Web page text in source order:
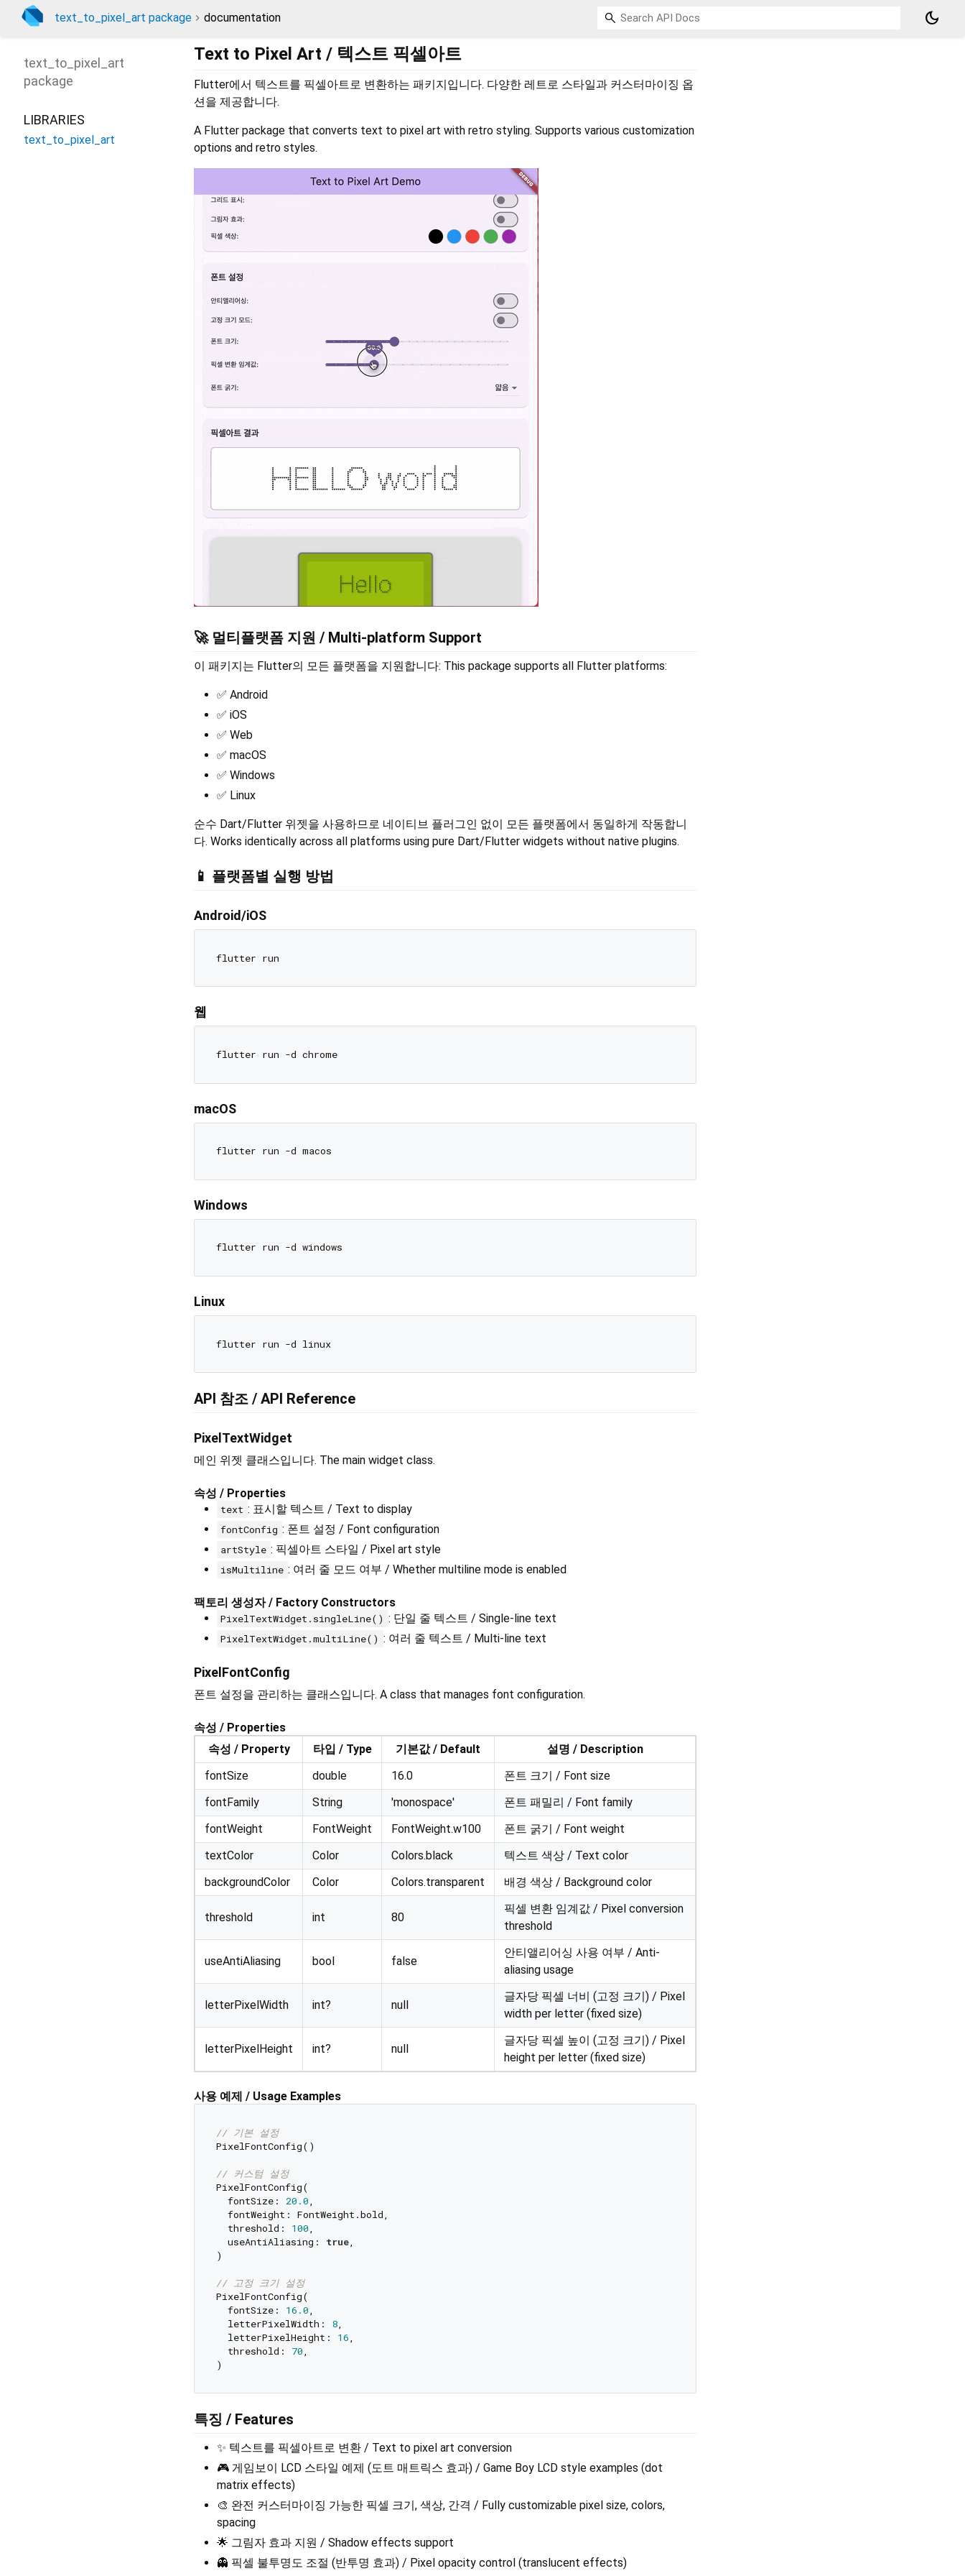
text_to_pixel_art package documentation
dark_mode
Text to Pixel Art / 텍스트 픽셀아트
Flutter에서 텍스트를 픽셀아트로 변환하는 패키지입니다. 다양한 레트로 스타일과 커스터마이징 옵
션을 제공합니다.
A Flutter package that converts text to pixel art with retro styling. Supports various customization
options and retro styles.
🚀 멀티플랫폼 지원 / Multi-platform Support
이 패키지는 Flutter의 모든 플랫폼을 지원합니다: This package supports all Flutter platforms:
✅ Android
✅ iOS
✅ Web
✅ macOS
✅ Windows
✅ Linux
순수 Dart/Flutter 위젯을 사용하므로 네이티브 플러그인 없이 모든 플랫폼에서 동일하게 작동합니
다. Works identically across all platforms using pure Dart/Flutter widgets without native plugins.
📱 플랫폼별 실행 방법
Android/iOS
웹
flutter run -d chrome
macOS
Windows
Linux
flutter run -d linux
API 참조 / API Reference
PixelTextWidget
메인 위젯 클래스입니다. The main widget class.
속성 / Properties
text : 표시할 텍스트 / Text to display
fontConfig : 폰트 설정 / Font configuration
artStyle : 픽셀아트 스타일 / Pixel art style
isMultiline : 여러 줄 모드 여부 / Whether multiline mode is enabled
팩토리 생성자 / Factory Constructors
PixelTextWidget.singleLine() : 단일 줄 텍스트 / Single-line text
PixelTextWidget.multiLine() : 여러 줄 텍스트 / Multi-line text
PixelFontConfig
폰트 설정을 관리하는 클래스입니다. A class that manages font configuration.
속성 / Properties
속성 / Property
타입 / Type 기본값 / Default
설명 / Description
fontSize
double 16.0
폰트 크기 / Font size
fontFamily
String 'monospace'
폰트 패밀리 / Font family
fontWeight
FontWeight FontWeight.w100
폰트 굵기 / Font weight
textColor
Color Colors.black
텍스트 색상 / Text color
backgroundColor
Color Colors.transparent 배경 색상 / Background color
threshold int 80
픽셀 변환 임계값 / Pixel conversion
threshold
useAntiAliasing bool false
안티앨리어싱 사용 여부 / Anti-
aliasing usage
letterPixelWidth int? null
글자당 픽셀 너비 (고정 크기) / Pixel
width per letter (fixed size)
letterPixelHeight int? null
글자당 픽셀 높이 (고정 크기) / Pixel
height per letter (fixed size)
사용 예제 / Usage Examples
// 기본 설정
PixelFontConfig()
// 커스텀 설정
PixelFontConfig(
  fontSize:
20.0,
  fontWeight: FontWeight.bold,
  threshold:
100,
  useAntiAliasing:
true,
)
// 고정 크기 설정
PixelFontConfig(
  fontSize:
16.0,
  letterPixelWidth:
8,
  letterPixelHeight:
16,
  threshold:
70,
특징 / Features
✨ 텍스트를 픽셀아트로 변환 / Text to pixel art conversion
🎮 게임보이 LCD 스타일 예제 (도트 매트릭스 효과) / Game Boy LCD style examples (dot
matrix effects)
🎨 완전 커스터마이징 가능한 픽셀 크기, 색상, 간격 / Fully customizable pixel size, colors,
spacing
🌟 그림자 효과 지원 / Shadow effects support
👻 픽셀 불투명도 조절 (반투명 효과) / Pixel opacity control (translucent effects)
text_to_pixel_art
package
LIBRARIES
text_to_pixel_art